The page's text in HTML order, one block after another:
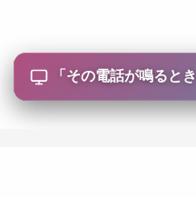
「 その電話が鳴るとき